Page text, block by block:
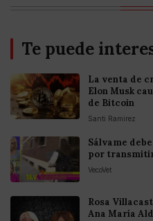
Te puede
La venta de
Elon Musk
de Bitcoin
Santi Ramirez
Sálvame
por
VecoVet
Rosa
Ana María